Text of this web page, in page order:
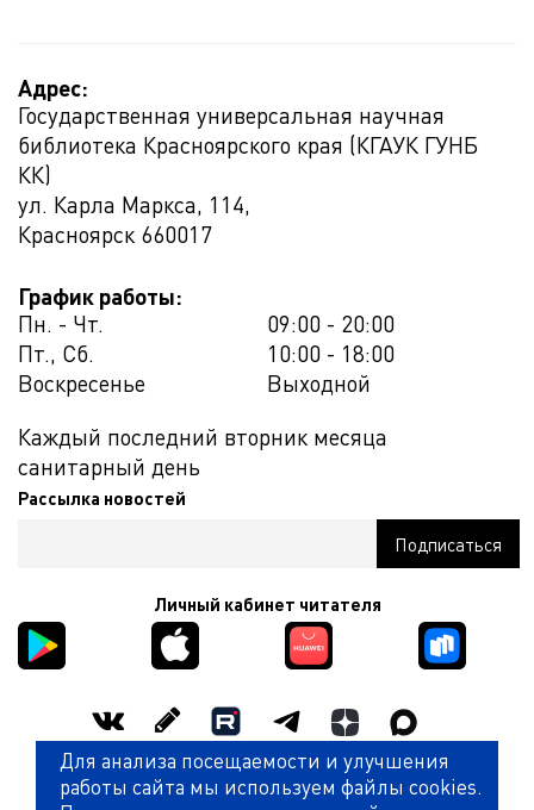
Адрес:
Государственная универсальная научная
библиотека Красноярского края (КГАУК ГУНБ
КК)
ул. Карла Маркса, 114,
Красноярск 660017
График работы:
Пн. - Чт.
09:00 - 20:00
Пт., Сб.
10:00 - 18:00
Воскресенье
Выходной
Каждый последний вторник месяца
санитарный день
Рассылка новостей
Личный кабинет читателя
Оценить работу библиотеки
Для анализа посещаемости и улучшения
работы сайта мы используем файлы cookies.